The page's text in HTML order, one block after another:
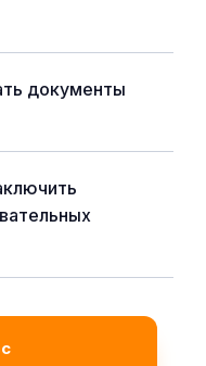
документы